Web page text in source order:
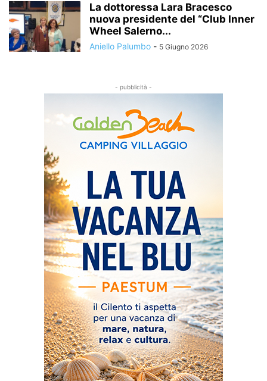
La dottoressa Lara Bracesco
nuova presidente del “Club Inner
Wheel Salerno...
Aniello Palumbo - 5 Giugno 2026
- pubblicità -